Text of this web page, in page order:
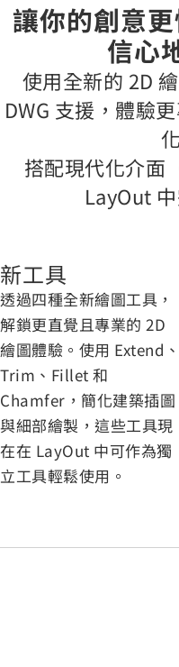
讓你的創意
信心
使用全新的 2D
DWG 支援，體驗
搭配現代化介面
LayOut
新工具
透過四種全新繪圖工具，
解鎖更直覺且專業的 2D
繪圖體驗。使用 Extend、
Trim、Fillet 和
Chamfer，簡化建築插圖
與細部繪製，這些工具現
在在 LayOut 中可作為獨
立工具輕鬆使用。